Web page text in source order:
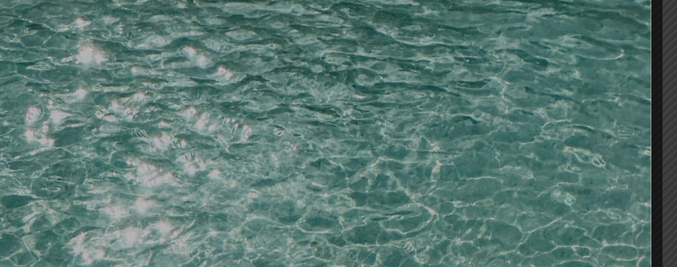
Mezcla :1 por 1.5
Recordamos que Magma sólo se debe utilizar para realizar servicios de
mechas, y que, en ningún caso deberá aplicarse sobre el cuero cabelludo
directamente. Advertimos que este producto puede provocar daños al
cabello por un mal uso y se recomienda leer detenidamente el prospecto
indicativo. Su uso es responsabilidad de la persona que lo manipula.
Hay 1 existencias
AÑADIR AL CARRITO